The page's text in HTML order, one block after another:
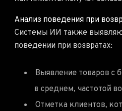
Анализ поведения при
Системы ИИ также
поведении при возвратах:
Выявление товаров с
в среднем, частотой
Отметка клиентов,